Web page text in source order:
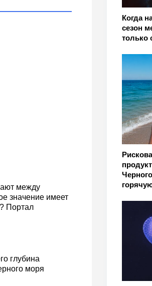
Когда
сезон
только
между
значение имеет
Портал
глубина
моря